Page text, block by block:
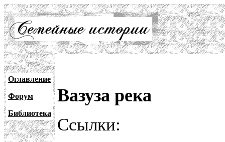
Оглавление
Форум
Библиотека
Вазуза река
Ссылки: